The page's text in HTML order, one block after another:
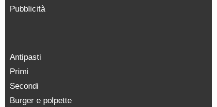
Pubblicità
Antipasti
Primi
Secondi
Burger e polpette